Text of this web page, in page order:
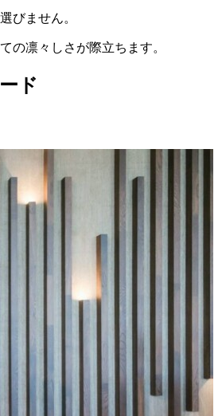
びません。
の凛々しさが際立ちます。
ド